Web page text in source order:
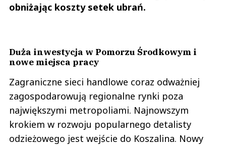
obniżając koszty setek ubrań.
Duża inwestycja w Pomorzu Środkowym i
nowe miejsca pracy
Zagraniczne sieci handlowe coraz odważniej
zagospodarowują regionalne rynki poza
największymi metropoliami. Najnowszym
krokiem w rozwoju popularnego detalisty
odzieżowego jest wejście do Koszalina. Nowy